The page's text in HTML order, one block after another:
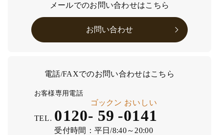
メールでのお問い合わせはこちら
お問い合わせ
電話/FAXでのお問い合わせはこちら
お客様専用電話
TEL. 0120- 59
ゴックン
-0141
おいしい
受付時間： 平日/8:40～20:00